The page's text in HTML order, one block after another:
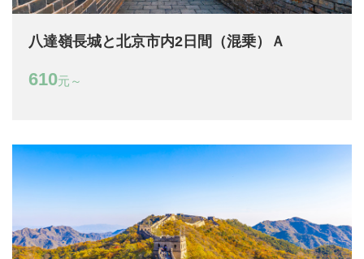
八達嶺長城と北京市内2日間（混乗）Ａ
610元～